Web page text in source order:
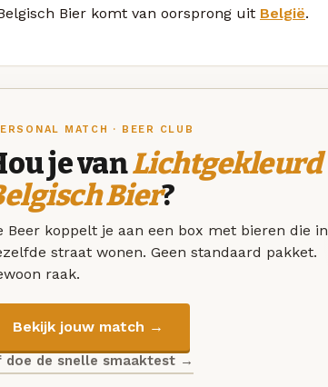
Bier komt van oorsprong uit België.
MATCH · BEER CLUB
je vanLichtgekleurd
Bier?
Beer koppelt je aan een box met bieren die in
straat wonen. Geen standaard pakket.
raak.
Bekijk jouw match →
doe de snelle smaaktest →